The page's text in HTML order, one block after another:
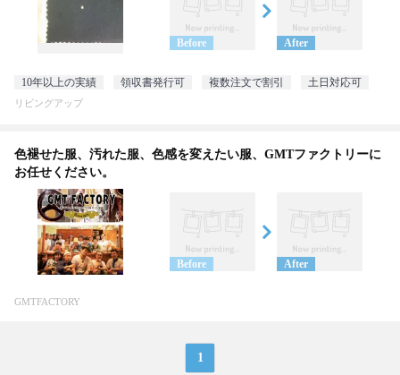
Before After
10年以上の実績 領収書発行可 複数注文で割引 土日対応可
リビングアップ
色褪せた服、汚れた服、色感を変えたい服、GMTファクトリーに
お任せください。
Before After
GMTFACTORY
1